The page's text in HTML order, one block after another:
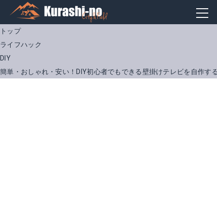
トップ
ライフハック
DIY
簡単・おしゃれ・安い！DIY初心者でもできる壁掛けテレビを自作す